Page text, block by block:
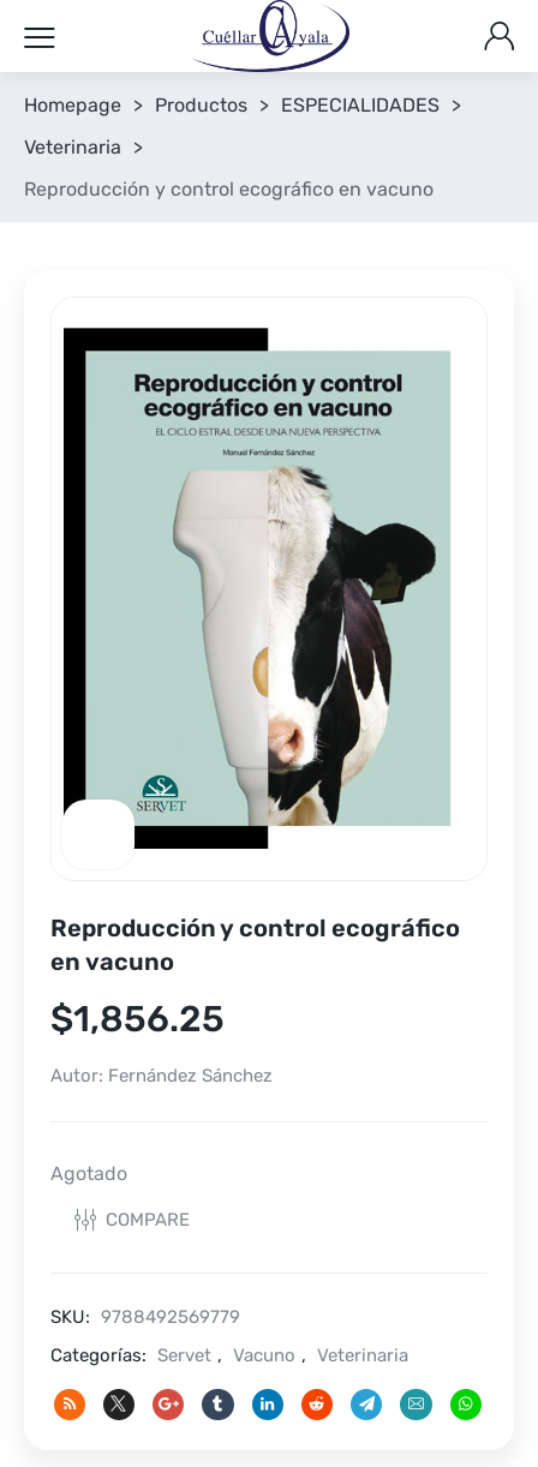
Homepage > Productos > ESPECIALIDADES >
Veterinaria
>
Reproducción y control ecográfico en vacuno
Reproducción y control ecográfico
en vacuno
$1,856.25
Autor: Fernández Sánchez
Agotado
COMPARE
SKU: 9788492569779
Categorías: Servet , Vacuno , Veterinaria